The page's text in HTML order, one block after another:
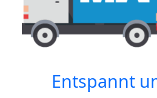
Entspannt